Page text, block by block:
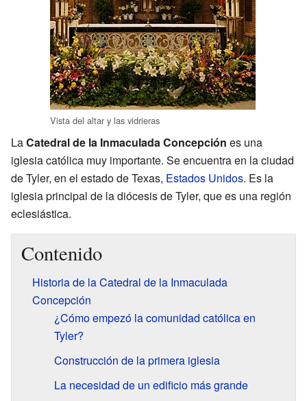
Vista del altar y las vidrieras
LaCatedral de la Inmaculada Concepción es una
iglesia católica muy importante. Se encuentra en la ciudad
de Tyler, en el estado de Texas, Estados Unidos. Es la
iglesia principal de la diócesis de Tyler, que es una región
eclesiástica.
Contenido
Historia de la Catedral de la Inmaculada
Concepción
¿Cómo empezó la comunidad católica en
Tyler?
Construcción de la primera iglesia
La necesidad de un edificio más grande